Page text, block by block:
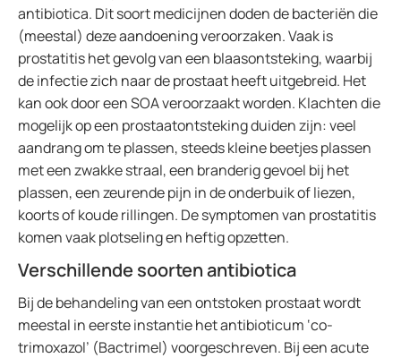
antibiotica. Dit soort medicijnen doden de bacteriën die
(meestal) deze aandoening veroorzaken. Vaak is
prostatitis het gevolg van een blaasontsteking, waarbij
de infectie zich naar de prostaat heeft uitgebreid. Het
kan ook door een SOA veroorzaakt worden. Klachten die
mogelijk op een prostaatontsteking duiden zijn: veel
aandrang om te plassen, steeds kleine beetjes plassen
met een zwakke straal, een branderig gevoel bij het
plassen, een zeurende pijn in de onderbuik of liezen,
koorts of koude rillingen. De symptomen van prostatitis
komen vaak plotseling en heftig opzetten.
Verschillende soorten antibiotica
Bij de behandeling van een ontstoken prostaat wordt
meestal in eerste instantie het antibioticum ‘co-
trimoxazol’ (Bactrimel) voorgeschreven. Bij een acute